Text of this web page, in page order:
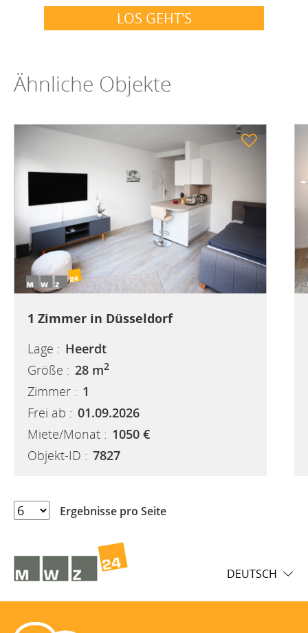
LOS GEHT'S
Ähnliche Objekte
1 Zimmer in Düsseldorf
Lage : Heerdt
Größe : 28 m2
Zimmer : 1
Frei ab : 01.09.2026
Miete/Monat : 1050 €
Objekt-ID : 7827
Ergebnisse pro Seite
DEUTSCH